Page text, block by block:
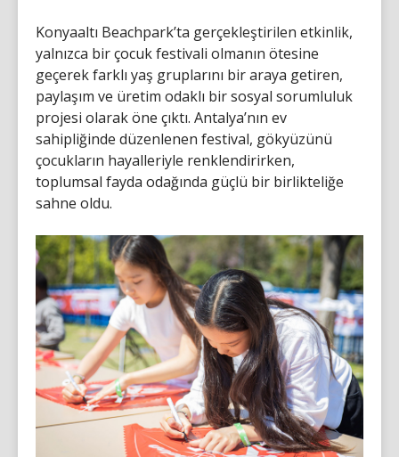
Konyaaltı Beachpark’ta gerçekleştirilen etkinlik,
yalnızca bir çocuk festivali olmanın ötesine
geçerek farklı yaş gruplarını bir araya getiren,
paylaşım ve üretim odaklı bir sosyal sorumluluk
projesi olarak öne çıktı. Antalya’nın ev
sahipliğinde düzenlenen festival, gökyüzünü
çocukların hayalleriyle renklendirirken,
toplumsal fayda odağında güçlü bir birlikteliğe
sahne oldu.